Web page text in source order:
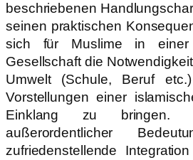
beschriebenen
seinen praktischen
sich für Muslime in einer
Gesellschaft die
Umwelt (Schule, Beruf
Vorstellungen einer
Einklang zu
außerordentlicher
zufriedenstellende